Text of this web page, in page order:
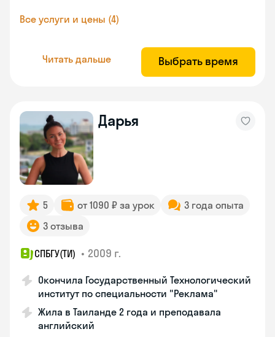
Все услуги и цены (4)
Читать дальше Выбрать время
Дарья
5 от 1090 ₽ за урок
3 года опыта
3 отзыва
СПБГУ(ТИ) • 2009 г.
Окончила Государственный Технологический
институт по специальности "Реклама"
Жила в Таиланде 2 года и преподавала
английский